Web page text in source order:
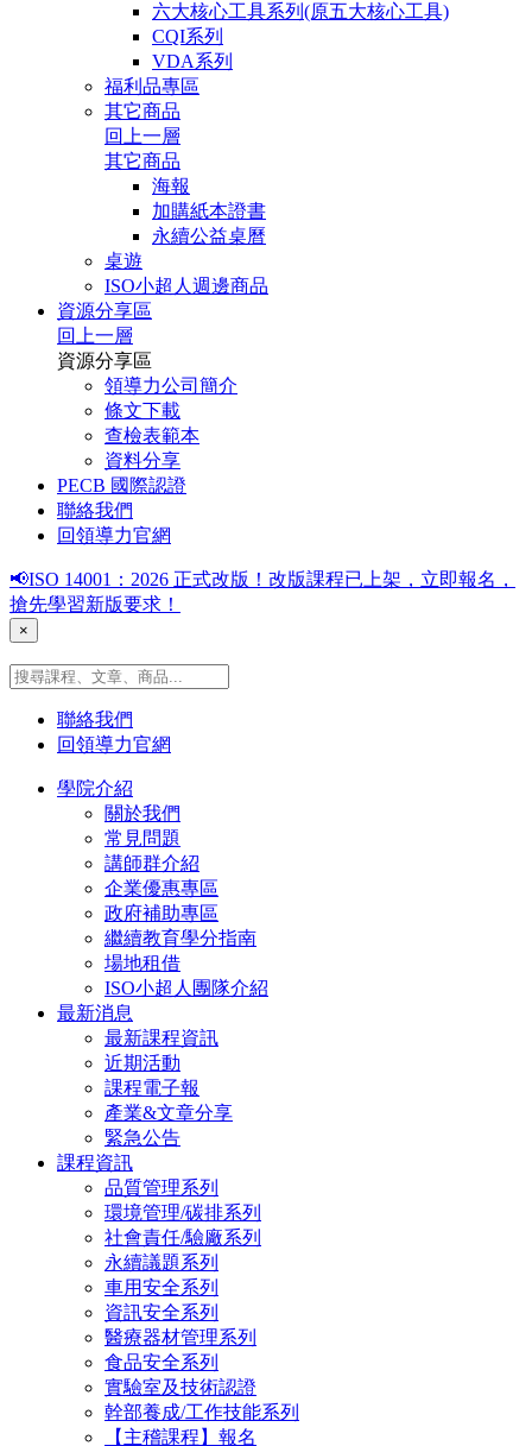
六大核心工具系列(原五大核心工具)
CQI系列
VDA系列
福利品專區
其它商品
回上一層
其它商品
海報
加購紙本證書
永續公益桌曆
桌遊
ISO小超人週邊商品
資源分享區
回上一層
資源分享區
領導力公司簡介
條文下載
查檢表範本
資料分享
PECB 國際認證
聯絡我們
回領導力官網
📢ISO 14001：2026 正式改版！改版課程已上架，立即報名，
搶先學習新版要求！
×
聯絡我們
回領導力官網
學院介紹
關於我們
常見問題
講師群介紹
企業優惠專區
政府補助專區
繼續教育學分指南
場地租借
ISO小超人團隊介紹
最新消息
最新課程資訊
近期活動
課程電子報
產業&文章分享
緊急公告
課程資訊
品質管理系列
環境管理/碳排系列
社會責任/驗廠系列
永續議題系列
車用安全系列
資訊安全系列
醫療器材管理系列
食品安全系列
實驗室及技術認證
幹部養成/工作技能系列
【主稽課程】報名